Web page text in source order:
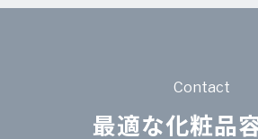
Contact
最適な化粧品